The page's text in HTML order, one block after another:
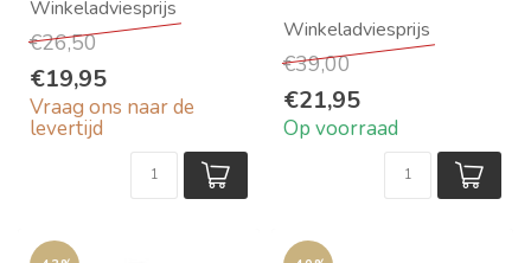
Merk: Diga Colmore
€26,50
€19,95
Vraag ons naar de
levertijd
Crate' van Must Living
12x45x30 cm
€39,00
€21,95
Op voorraad